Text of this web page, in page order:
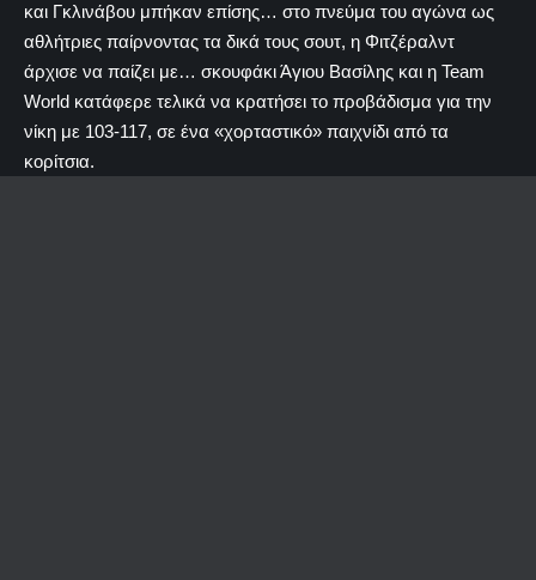
και Γκλινάβου μπήκαν επίσης… στο πνεύμα του αγώνα ως
αθλήτριες παίρνοντας τα δικά τους σουτ, η Φιτζέραλντ
άρχισε να παίζει με… σκουφάκι Άγιου Βασίλης και η Team
World κατάφερε τελικά να κρατήσει το προβάδισμα για την
νίκη με 103-117, σε ένα «χορταστικό» παιχνίδι από τα
κορίτσια.